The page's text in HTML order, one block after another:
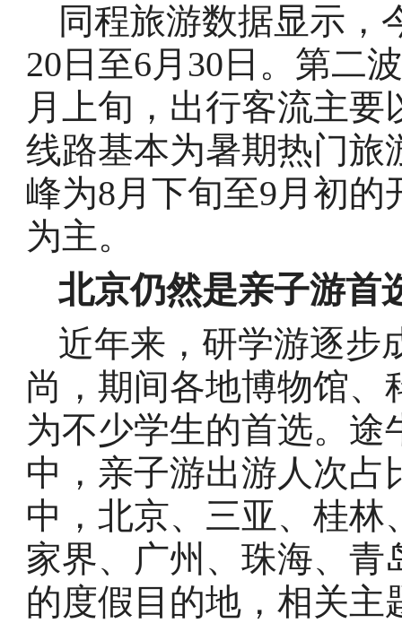
同程旅游数据显示，
20日至6月30日。第二
月上旬，出行客流主
线路基本为暑期热门旅
峰为8月下旬至9月初
为主。
北京仍然是亲子游首
近年来，研学游逐步
尚，期间各地博物馆
为不少学生的首选。
中，亲子游出游人次占
中，北京、三亚、桂
家界、广州、珠海、
的度假目的地，相关